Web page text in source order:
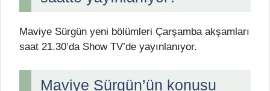
Maviye Sürgün yeni bölümleri Çarşamba akşamları
saat 21.30’da Show TV’de yayınlanıyor.
Maviye Sürgün’ün konusu